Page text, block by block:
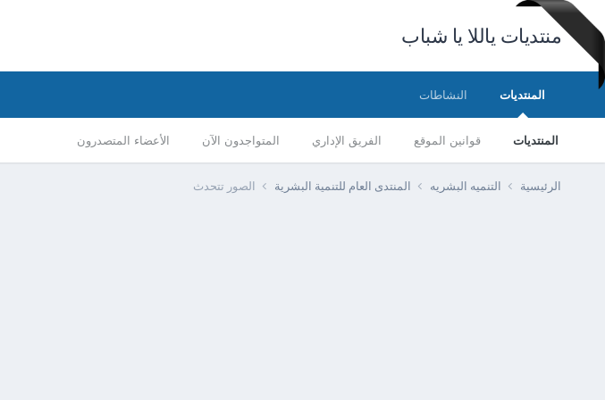
منتديات ياللا يا شباب
المنتديات
المنتديات قوانين الموقع الفريق الإداري المتواجدون الآن الأعضاء المتصدرون
النشاطات
الرئيسية التنميه البشريه المنتدى العام للتنمية البشرية الصور تتحدث